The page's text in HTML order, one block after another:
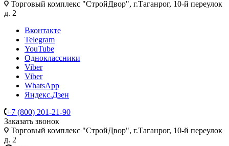
Торговый комплекс "СтройДвор", г.Таганрог, 10-й переулок
д. 2
Вконтакте
Telegram
YouTube
Одноклассники
Viber
Viber
WhatsApp
Яндекс.Дзен
+7 (800) 201-21-90
Заказать звонок
Торговый комплекс "СтройДвор", г.Таганрог, 10-й переулок
д. 2